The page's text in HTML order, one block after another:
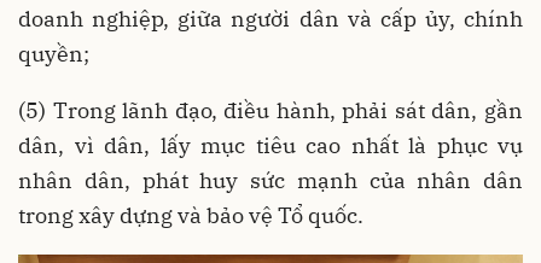
doanh nghiệp, giữa người dân và cấp ủy, chính
quyền;
(5) Trong lãnh đạo, điều hành, phải sát dân, gần
dân, vì dân, lấy mục tiêu cao nhất là phục vụ
nhân dân, phát huy sức mạnh của nhân dân
trong xây dựng và bảo vệ Tổ quốc.